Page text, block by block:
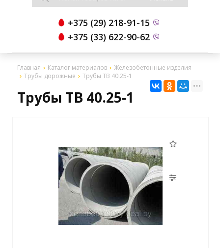
+375 (29) 218-91-15
+375 (33) 622-90-62
Главная Каталог материалов
Железобетонные изделия
Трубы дорожные
Трубы ТВ 40.25-1
Трубы ТВ 40.25-1